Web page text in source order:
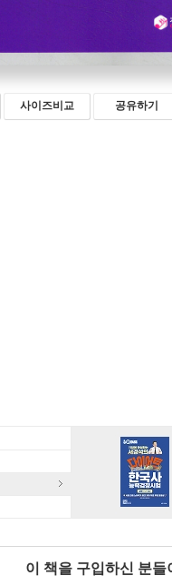
사이즈비교 공유하기
이 책을 구입하신 분